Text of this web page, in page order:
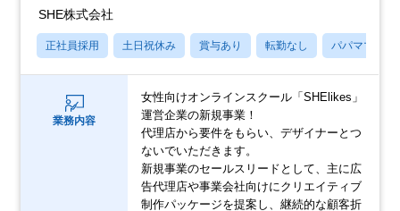
SHE株式会社
正社員採用 土日祝休み 賞与あり 転勤なし パパママ社員
業務内容
女性向けオンラインスクール「SHElikes」
運営企業の新規事業！
代理店から要件をもらい、デザイナーとつ
ないでいただきます。
新規事業のセールスリードとして、主に広
告代理店や事業会社向けにクリエイティブ
制作パッケージを提案し、継続的な顧客折